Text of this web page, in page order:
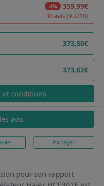
-4% 359,99€
30 avis (9.2/10)
373,50€
373,62€
et conditions
avis
Partager
pour son rapport